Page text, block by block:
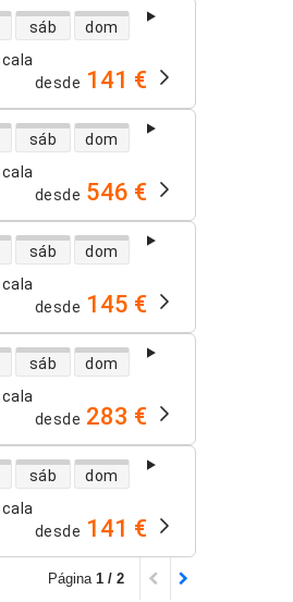
sáb dom
desde 141 €
sáb dom
desde 546 €
sáb dom
desde 145 €
sáb dom
desde 283 €
sáb dom
desde 141 €
Página 1 / 2